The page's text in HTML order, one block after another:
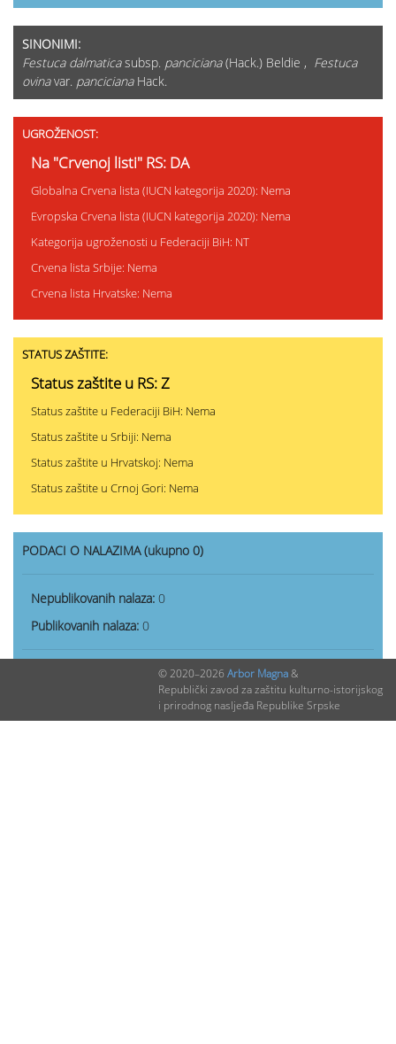
SINONIMI:
Festuca dalmaticasubsp. panciciana(Hack.) Beldie , Festuca
ovinavar. pancicianaHack.
UGROŽENOST:
Na "Crvenoj listi" RS: DA
Globalna Crvena lista (IUCN kategorija 2020): Nema
Evropska Crvena lista (IUCN kategorija 2020): Nema
Kategorija ugroženosti u Federaciji BiH: NT
Crvena lista Srbije: Nema
Crvena lista Hrvatske: Nema
STATUS ZAŠTITE:
Status zaštite u RS: Z
Status zaštite u Federaciji BiH: Nema
Status zaštite u Srbiji: Nema
Status zaštite u Hrvatskoj: Nema
Status zaštite u Crnoj Gori: Nema
PODACI O NALAZIMA (ukupno 0)
Nepublikovanih nalaza: 0
Publikovanih nalaza: 0
© 2020–2026 Arbor Magna&
Republički zavod za zaštitu kulturno-istorijskog
i prirodnog nasljeđa Republike Srpske